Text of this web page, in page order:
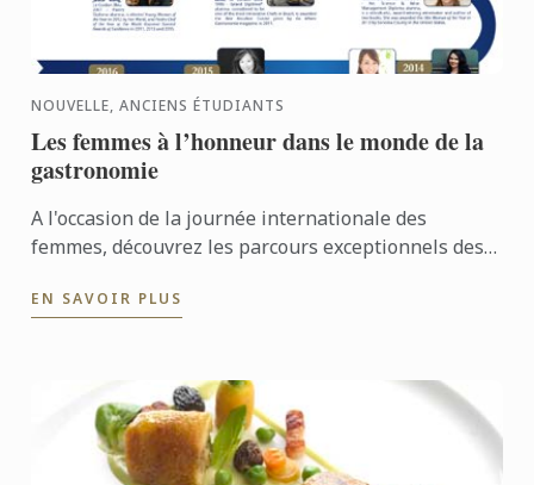
NOUVELLE, ANCIENS ÉTUDIANTS
Les femmes à l’honneur dans le monde de la
gastronomie
A l'occasion de la journée internationale des
femmes, découvrez les parcours exceptionnels des
EN SAVOIR PLUS